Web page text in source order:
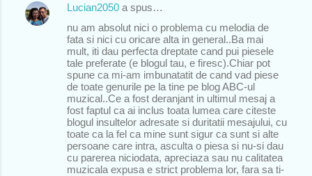
Lucian2050 a spus…
nu am absolut nici o problema cu melodia de
fata si nici cu oricare alta in general..Ba mai
mult, iti dau perfecta dreptate cand pui piesele
tale preferate (e blogul tau, e firesc).Chiar pot
spune ca mi-am imbunatatit de cand vad piese
de toate genurile pe la tine pe blog ABC-ul
muzical..Ce a fost deranjant in ultimul mesaj a
fost faptul ca ai inclus toata lumea care citeste
blogul insultelor adresate si duritatii mesajului, cu
toate ca la fel ca mine sunt sigur ca sunt si alte
persoane care intra, asculta o piesa si nu-si dau
cu parerea niciodata, apreciaza sau nu calitatea
muzicala expusa e strict problema lor, fara sa ti-